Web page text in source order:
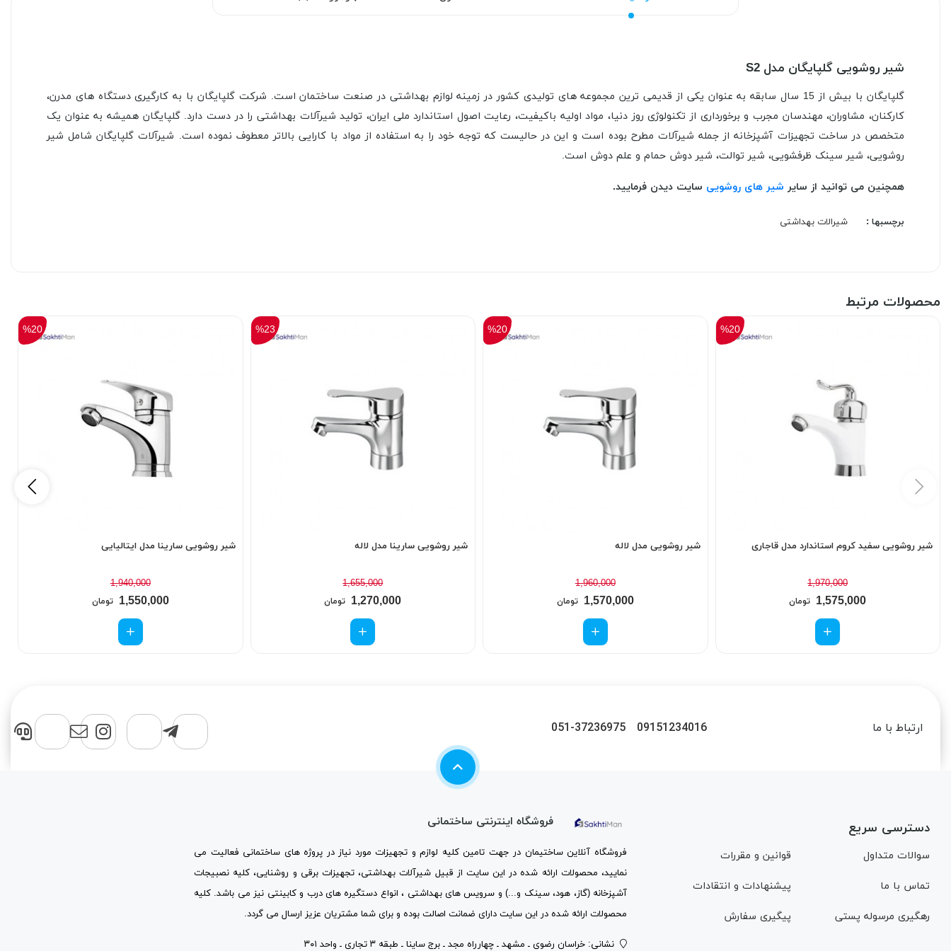
شیر روشویی گلپایگان مدل S2
گلپایگان با بیش از 15 سال سابقه به عنوان یکی از قدیمی‌ ترین مجموعه‌ های تولیدی کشور در زمینه لوازم‌ بهداشتی در صنعت ساختمان است. شرکت گلپایگان با به کارگیری دستگاه‌ های مدرن،
کارکنان، مشاوران، مهندسان مجرب و برخورداری از تکنولوژی روز دنیا، مواد اولیه با‌کیفیت، رعایت اصول استاندارد ملی ایران، تولید شیرآلات بهداشتی را در دست دارد. گلپایگان همیشه به عنوان یک
متخصص در ساخت تجهیزات آشپزخانه از جمله شیرآلات مطرح بوده است و این در حالیست که توجه خود را به استفاده از مواد با کارایی بالاتر معطوف نموده است. شیرآلات گلپایگان شامل شیر
روشویی، شیر سینک ظرفشویی، شیر توالت، شیر دوش حمام و علم دوش است.
همچنین می توانید از سایر شیر های روشویی سایت دیدن فرمایید.
برچسبها : شیرالات بهداشتی
محصولات مرتبط
شیر روشویی سفید کروم استاندارد مدل قاجاری
1,970,000
%20
1,575,000 تومان
شیر روشویی مدل لاله
1,960,000
%20
1,570,000 تومان
شیر روشویی سارینا مدل لاله
1,655,000
%23
1,270,000 تومان
شیر روشویی سارینا مدل ایتالیایی
1,940,000
%20
1,550,000 تومان
ارتباط با ما 09151234016
051-37236975
دسترسی سریع
سوالات متداول قوانین و مقررات
تماس با ما پیشنهادات و انتقادات
رهگیری مرسوله پستی پیگیری سفارش
فروشگاه اینترنتی ساختمانی
فروشگاه آنلاین ساختیمان در جهت تامین کلیه لوازم و تجهیزات مورد نیاز در پروژه های ساختمانی فعالیت می
نمایید، محصولات ارائه شده در این سایت از قبیل شیرآلات بهداشتی، تجهیزات برقی و روشنایی، کلیه نصبیجات
آشپزخانه (گاز، هود، سینک و...) و سرویس های بهداشتی ، انواع دستگیره های درب و کابینتی نیز می باشد. کلیه
محصولات ارائه شده در این سایت دارای ضمانت اصالت بوده و برای شما مشتریان عزیز ارسال می گردد.
نشانی: خراسان رضوی ـ مشهد ـ چهارراه مجد ـ برج ساینا ـ طبقه ۳ تجاری ـ واحد ۳۰۱